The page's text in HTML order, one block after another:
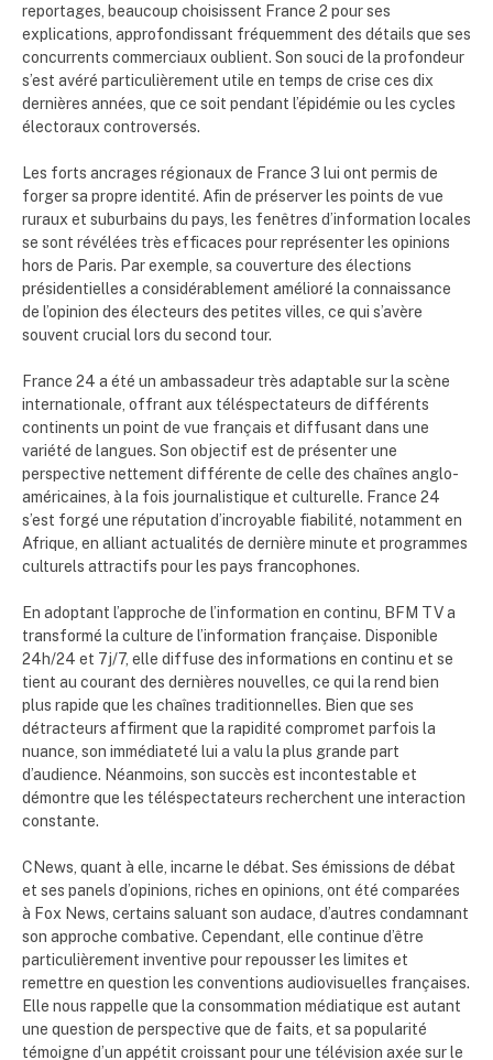
reportages, beaucoup choisissent France 2 pour ses
explications, approfondissant fréquemment des détails que ses
concurrents commerciaux oublient. Son souci de la profondeur
s’est avéré particulièrement utile en temps de crise ces dix
dernières années, que ce soit pendant l’épidémie ou les cycles
électoraux controversés.
Les forts ancrages régionaux de France 3 lui ont permis de
forger sa propre identité. Afin de préserver les points de vue
ruraux et suburbains du pays, les fenêtres d’information locales
se sont révélées très efficaces pour représenter les opinions
hors de Paris. Par exemple, sa couverture des élections
présidentielles a considérablement amélioré la connaissance
de l’opinion des électeurs des petites villes, ce qui s’avère
souvent crucial lors du second tour.
France 24 a été un ambassadeur très adaptable sur la scène
internationale, offrant aux téléspectateurs de différents
continents un point de vue français et diffusant dans une
variété de langues. Son objectif est de présenter une
perspective nettement différente de celle des chaînes anglo-
américaines, à la fois journalistique et culturelle. France 24
s’est forgé une réputation d’incroyable fiabilité, notamment en
Afrique, en alliant actualités de dernière minute et programmes
culturels attractifs pour les pays francophones.
En adoptant l’approche de l’information en continu, BFM TV a
transformé la culture de l’information française. Disponible
24h/24 et 7j/7, elle diffuse des informations en continu et se
tient au courant des dernières nouvelles, ce qui la rend bien
plus rapide que les chaînes traditionnelles. Bien que ses
détracteurs affirment que la rapidité compromet parfois la
nuance, son immédiateté lui a valu la plus grande part
d’audience. Néanmoins, son succès est incontestable et
démontre que les téléspectateurs recherchent une interaction
constante.
CNews, quant à elle, incarne le débat. Ses émissions de débat
et ses panels d’opinions, riches en opinions, ont été comparées
à Fox News, certains saluant son audace, d’autres condamnant
son approche combative. Cependant, elle continue d’être
particulièrement inventive pour repousser les limites et
remettre en question les conventions audiovisuelles françaises.
Elle nous rappelle que la consommation médiatique est autant
une question de perspective que de faits, et sa popularité
témoigne d’un appétit croissant pour une télévision axée sur le